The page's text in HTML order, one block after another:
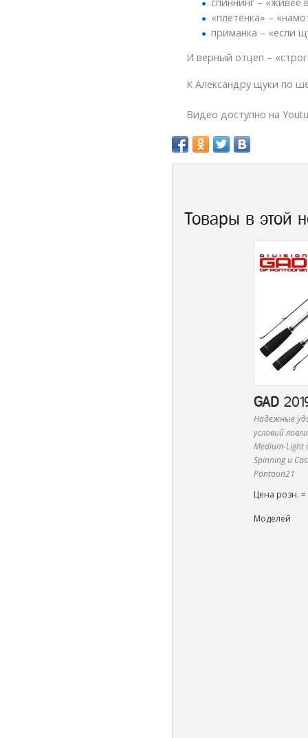
«плетёнка» –
приманка – «если
И верный отцеп –
К Александру щуки по
Видео доступно на
Товары в этой
GAD
Надежные
условий
Medium-Light
Spinning и
Pontoon21
Цена розн. ≈
Моделей